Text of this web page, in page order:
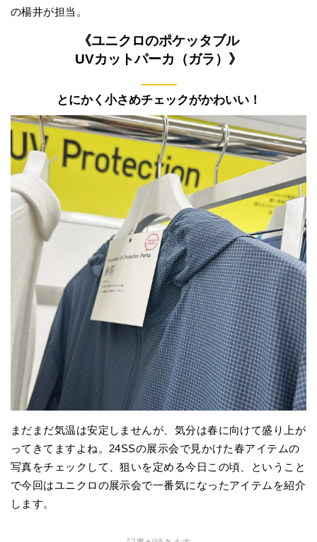
の楊井が担当。
《ユニクロのポケッタブル
UVカットパーカ（ガラ）》
———
とにかく小さめチェックがかわいい！
まだまだ気温は安定しませんが、気分は春に向けて盛り上が
ってきてますよね。24SSの展示会で見かけた春アイテムの
写真をチェックして、狙いを定める今日この頃、ということ
で今回はユニクロの展示会で一番気になったアイテムを紹介
します。